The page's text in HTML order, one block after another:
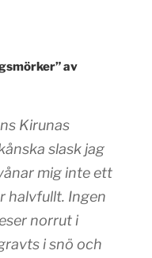
av
Kirunas
slask jag
mig inte ett
halvfullt. Ingen
norrut i
i snö och